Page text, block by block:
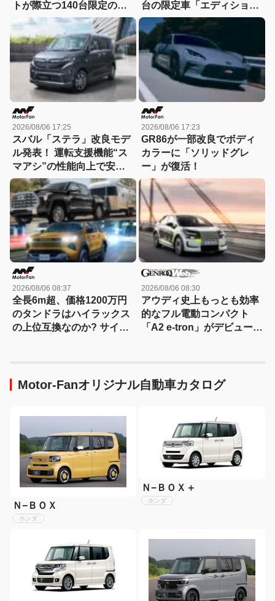
トが際立つ140台限定の
「スポルト スペチアーレ」
が登場！
台の限定車「エディショ
ン・エッジ」が登場！
2026/08/06 17:25
スバル「ステラ」改良モデ
ル発表！ 運転支援機能“ス
マアシ”の性能向上で安心
感さらにアップ
2026/08/06 17:23
GR86が一部改良でボディ
カラーに「ソリッドグレ
ー」が復活！
2026/08/06 08:37
全長6m超、価格1200万円
のタンドラはハイラックス
の上位互換なのか? サイ
徹底比較】
2026/08/06 08:30
アウディ史上もっとも効率
的なフル電動コンパクト
「A2 e-tron」がデビュー前
Motor-Fanオリジナル自動車カタログ
Ｎ−ＢＯＸ
ホンダ
Ｎ−ＢＯＸ＋
ホンダ